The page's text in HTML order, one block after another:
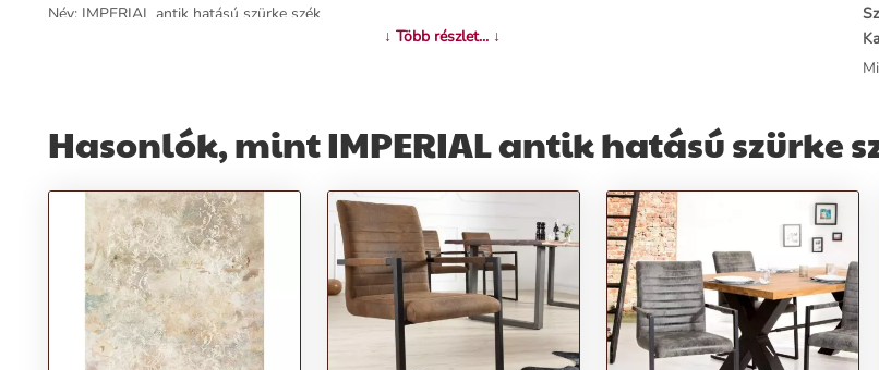
Név: IMPERIAL antik hatású szürke szék
Szállítási díj: 2990 Ft
Előnyök:
Ergonomikus kialakítás és vastag, puhára párnázott ülőrész a kiváló kényelemért
Kellemes tapintású szürke mikroszálas anyag a dizájnos külsőért
U alakú krómozott lábak és karfa, amelyek stílusosan kiegészítik a modern és minimalista tereket
Különböző színváltozatokban elérhető, hogy igazíthasd az otthonod stílusához
Rendeld meg most az IMPERIAL széket, és varázsolj elegáns atmoszférát otthonodba!
↓ Több részlet... ↓
Hasonlók, mint IMPERIAL antik hatású szürke